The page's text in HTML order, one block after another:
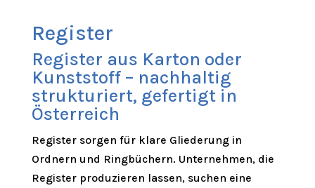
Register
Register aus Karton oder
Kunststoff – nachhaltig
strukturiert, gefertigt in
Österreich
Register sorgen für klare Gliederung in
Ordnern und Ringbüchern. Unternehmen, die
Register produzieren lassen, suchen eine